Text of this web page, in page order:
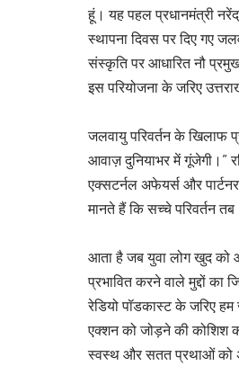
हूं। यह पहल प्रधानमंत्री नरेंद्र
स्थापना दिवस पर दिए गए
संस्कृति पर आधारित नौ
इस परियोजना के जरिए
जलवायु परिवर्तन के खिलाफ
आवाज़ दुनियाभर में गूंजेगी।”
एक्सटर्नल अफेयर्स और
मानते हैं कि सच्चे परिवर्तन तब
आता है जब युवा लोग खुद को
प्रभावित करने वाले मुद्दों
रेडियो पॉडकास्ट के जरिए
एक्शन को जोड़ने की कोशिश
स्वस्थ और सतत प्रथाओं को